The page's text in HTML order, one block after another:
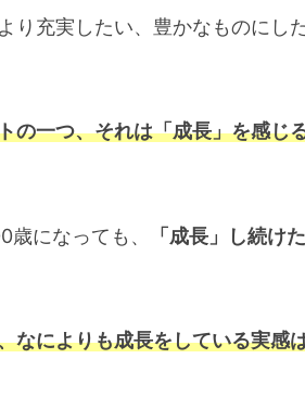
り充実したい、豊かなものにし
の一つ、それは「成長」を感じ
になっても、 「成長」し続け
なによりも成長をしている実感